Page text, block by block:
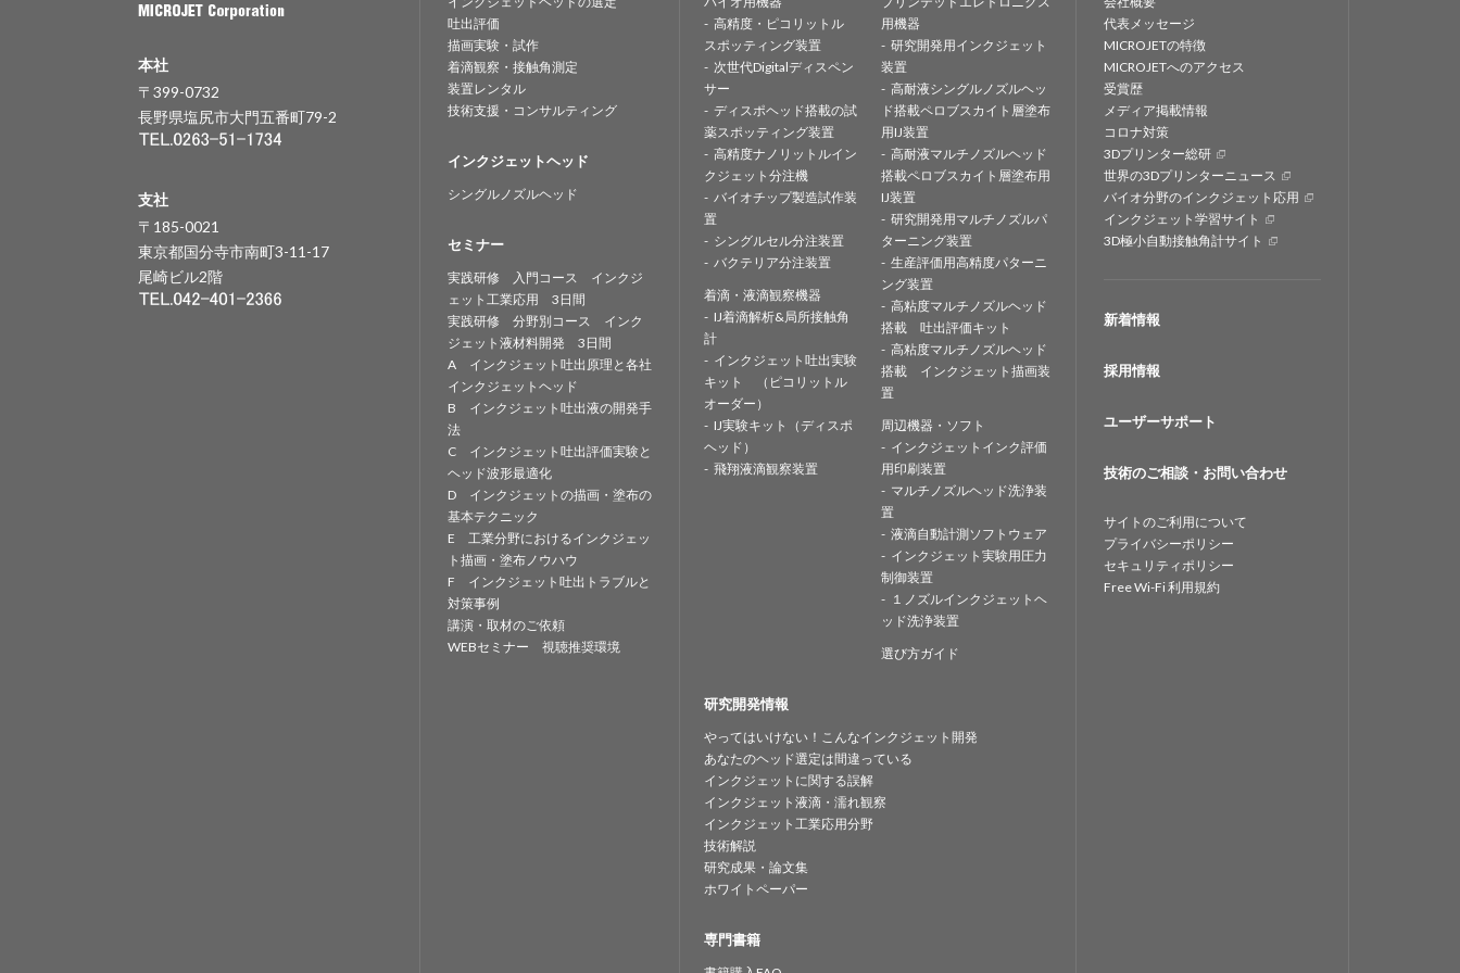
本社
〒399-0732
長野県塩尻市大門五番町79-2
支社
〒185-0021
東京都国分寺市南町3-11-17
尾崎ビル2階
吐出評価
描画実験・試作
着滴観察・接触角測定
装置レンタル
技術支援・コンサルティング
インクジェットヘッド
シングルノズルヘッド
セミナー
実践研修 入門コース インクジ
ェット工業応用 3日間
実践研修 分野別コース インク
ジェット液材料開発 3日間
A インクジェット吐出原理と各社
インクジェットヘッド
B インクジェット吐出液の開発手
法
C インクジェット吐出評価実験と
ヘッド波形最適化
D インクジェットの描画・塗布の
基本テクニック
E 工業分野におけるインクジェッ
ト描画・塗布ノウハウ
F インクジェット吐出トラブルと
対策事例
講演・取材のご依頼
WEBセミナー 視聴推奨環境
高精度・ピコリットル
スポッティング装置
次世代Digitalディスペン
サー
ディスポヘッド搭載の試
薬スポッティング装置
高精度ナノリットルイン
クジェット分注機
バイオチップ製造試作装
置
シングルセル分注装置
バクテリア分注装置
着滴・液滴観察機器
IJ着滴解析&局所接触角
計
インクジェット吐出実験
キット （ピコリットル
オーダー）
IJ実験キット（ディスポ
ヘッド）
飛翔液滴観察装置
用機器
研究開発用インクジェット
装置
高耐液シングルノズルヘッ
ド搭載ペロブスカイト層塗布
用IJ装置
高耐液マルチノズルヘッド
搭載ペロブスカイト層塗布用
IJ装置
研究開発用マルチノズルパ
ターニング装置
生産評価用高精度パターニ
ング装置
高粘度マルチノズルヘッド
搭載 吐出評価キット
高粘度マルチノズルヘッド
搭載 インクジェット描画装
置
周辺機器・ソフト
インクジェットインク評価
用印刷装置
マルチノズルヘッド洗浄装
置
液滴自動計測ソフトウェア
インクジェット実験用圧力
制御装置
１ノズルインクジェットヘ
ッド洗浄装置
選び方ガイド
研究開発情報
やってはいけない！こんなインクジェット開発
あなたのヘッド選定は間違っている
インクジェットに関する誤解
インクジェット液滴・濡れ観察
インクジェット工業応用分野
技術解説
研究成果・論文集
ホワイトペーパー
専門書籍
代表メッセージ
MICROJETの特徴
MICROJETへのアクセス
受賞歴
メディア掲載情報
コロナ対策
3Dプリンター総研
世界の3Dプリンターニュース
バイオ分野のインクジェット応用
インクジェット学習サイト
3D極小自動接触角計サイト
新着情報
採用情報
ユーザーサポート
技術のご相談・お問い合わせ
サイトのご利用について
プライバシーポリシー
セキュリティポリシー
Free Wi-Fi 利用規約